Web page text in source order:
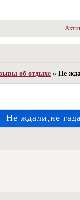
об отдыхе » Не
Не ждали,не